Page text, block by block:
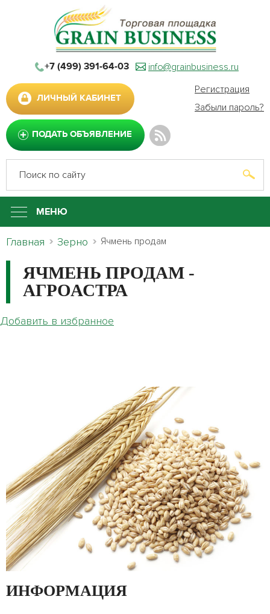
+7 (499) 391-64-03 info@grainbusiness.ru
ЛИЧНЫЙ КАБИНЕТ
Регистрация
Забыли пароль?
ПОДАТЬ ОБЪЯВЛЕНИЕ
МЕНЮ
Главная Зерно Ячмень продам
ЯЧМЕНЬ ПРОДАМ -
АГРОАСТРА
Добавить в избранное
ИНФОРМАЦИЯ